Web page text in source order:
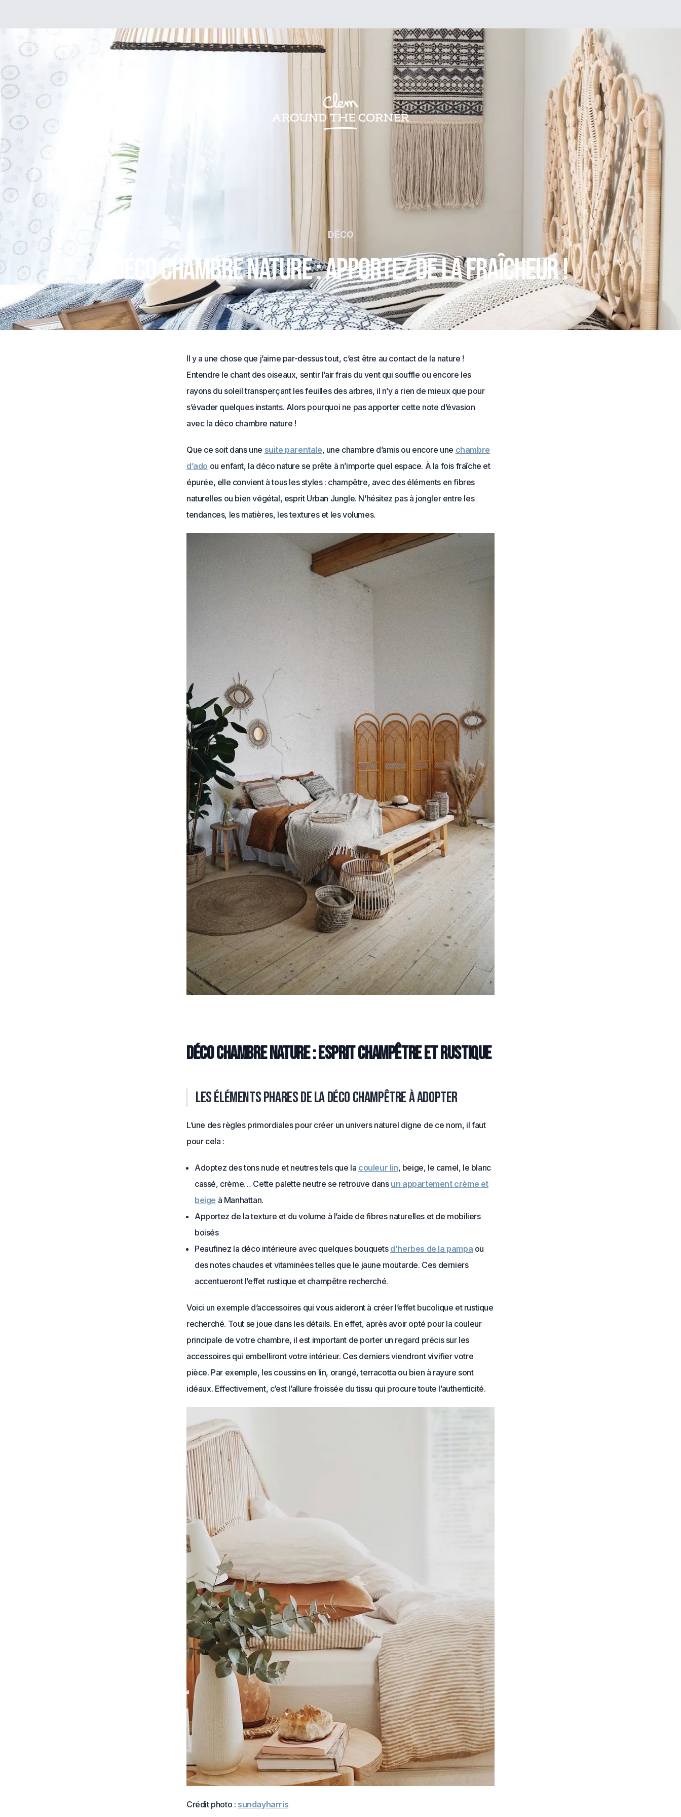
DÉCO
Déco chambre nature : apportez de la fraîcheur !
Il y a une chose que j’aime par-dessus tout, c’est être au contact de la nature !
Entendre le chant des oiseaux, sentir l’air frais du vent qui souffle ou encore les
rayons du soleil transperçant les feuilles des arbres, il n’y a rien de mieux que pour
s’évader quelques instants. Alors pourquoi ne pas apporter cette note d’évasion
avec la déco chambre nature !
Que ce soit dans une suite parentale, une chambre d’amis ou encore une chambre
d’ado ou enfant, la déco nature se prête à n’importe quel espace. À la fois fraîche et
épurée, elle convient à tous les styles : champêtre, avec des éléments en fibres
naturelles ou bien végétal, esprit Urban Jungle. N’hésitez pas à jongler entre les
tendances, les matières, les textures et les volumes.
Déco chambre nature : esprit champêtre et rustique
Les éléments phares de la déco champêtre à adopter
L’une des règles primordiales pour créer un univers naturel digne de ce nom, il faut
pour cela :
Adoptez des tons nude et neutres tels que la couleur lin, beige, le camel, le blanc
cassé, crème… Cette palette neutre se retrouve dans un appartement crème et
beige à Manhattan.
Apportez de la texture et du volume à l’aide de fibres naturelles et de mobiliers
boisés
Peaufinez la déco intérieure avec quelques bouquets d’herbes de la pampa ou
des notes chaudes et vitaminées telles que le jaune moutarde. Ces derniers
accentueront l’effet rustique et champêtre recherché.
Voici un exemple d’accessoires qui vous aideront à créer l’effet bucolique et rustique
recherché. Tout se joue dans les détails. En effet, après avoir opté pour la couleur
principale de votre chambre, il est important de porter un regard précis sur les
accessoires qui embelliront votre intérieur. Ces derniers viendront vivifier votre
pièce. Par exemple, les coussins en lin, orangé, terracotta ou bien à rayure sont
idéaux. Effectivement, c’est l’allure froissée du tissu qui procure toute l’authenticité.
Crédit photo : sundayharris